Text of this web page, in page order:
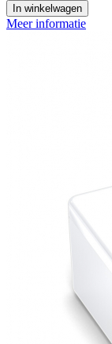
In winkelwagen
Meer informatie